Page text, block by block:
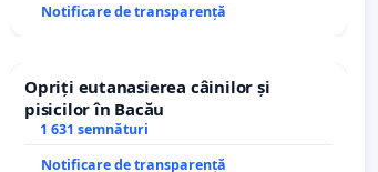
Notificare de transparență
Opriți eutanasierea câinilor și
pisicilor în Bacău
1 631 semnături
Notificare de transparență